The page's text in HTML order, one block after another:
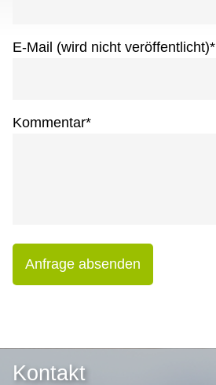
E-Mail (wird nicht veröffentlicht)*
Kommentar*
Anfrage absenden
Kontakt